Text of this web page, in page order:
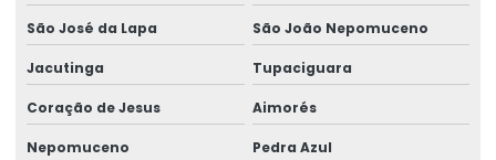
São José da Lapa São João Nepomuceno
Jacutinga Tupaciguara
Coração de Jesus Aimorés
Nepomuceno Pedra Azul